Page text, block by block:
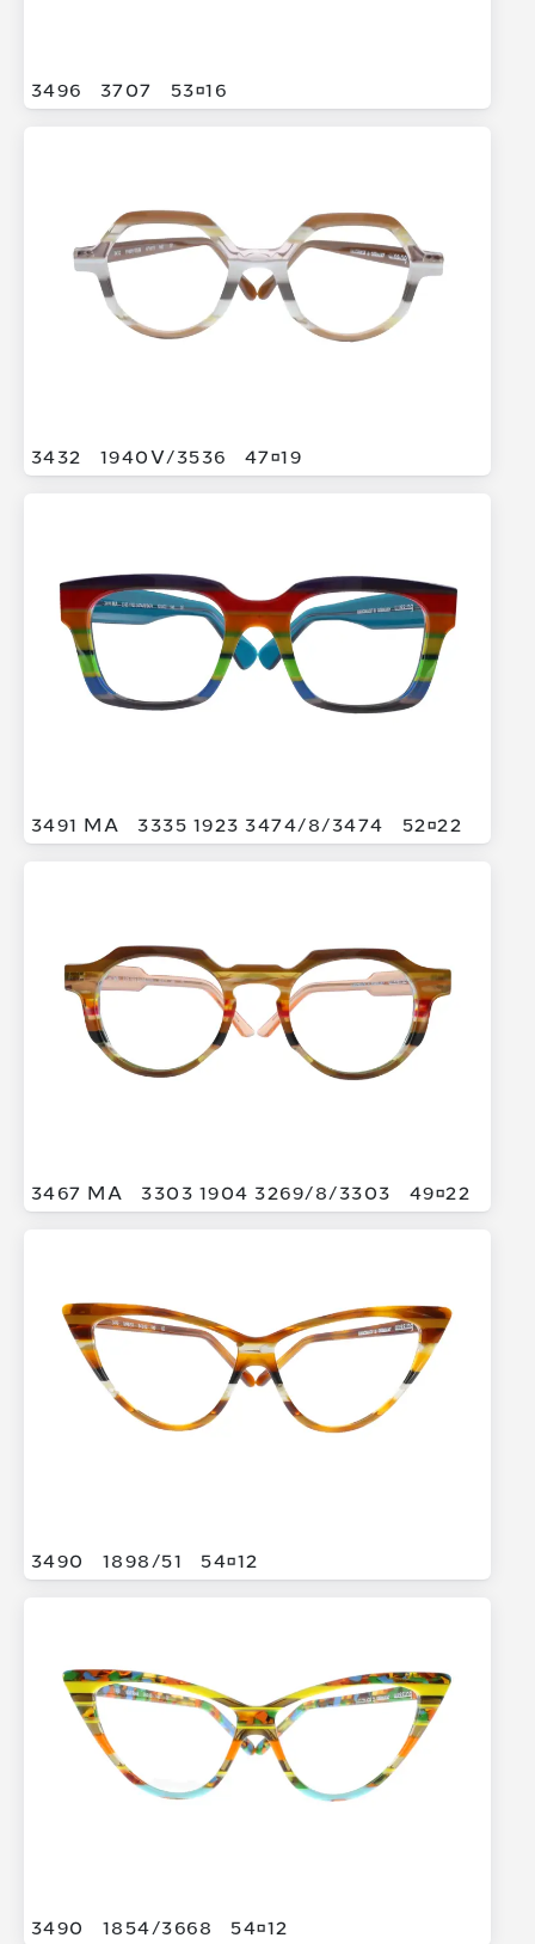
3496 3707 5316
3432 1940V/3536 4719
3491 MA 3335 1923 3474/8/3474 5222
3467 MA 3303 1904 3269/8/3303 4922
3490 1898/51 5412
3490 1854/3668 5412